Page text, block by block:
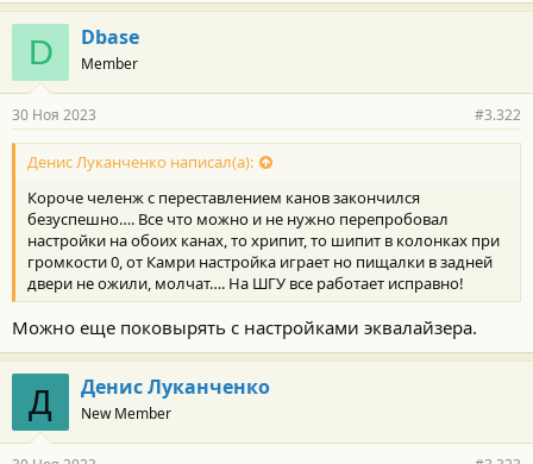
D Dbase
Member
30 Ноя 2023 #3.322
Денис Луканченко написал(а):
Короче челенж с переставлением канов закончился
безуспешно…. Все что можно и не нужно перепробовал
настройки на обоих канах, то хрипит, то шипит в колонках при
громкости 0, от Камри настройка играет но пищалки в задней
двери не ожили, молчат…. На ШГУ все работает исправно!
Можно еще поковырять с настройками эквалайзера.
Д Денис Луканченко
New Member